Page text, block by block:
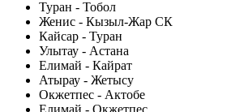
Туран - Тобол
Женис - Кызыл-Жар СК
Кайсар - Туран
Улытау - Астана
Елимай - Кайрат
Атырау - Жетысу
Окжетпес - Актобе